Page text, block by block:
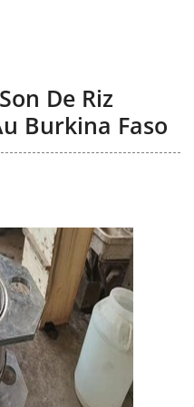
De Riz
Burkina Faso